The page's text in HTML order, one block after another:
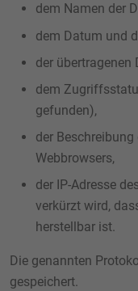
dem Namen der
dem Datum und
der übertragenen
dem
gefunden),
der
Webbrowsers,
der IP-Adresse
verkürzt wird,
herstellbar ist.
Die genannten
gespeichert.